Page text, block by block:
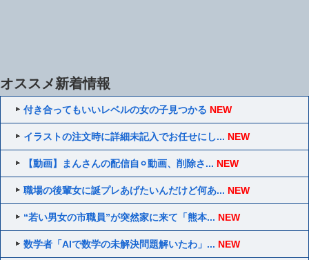
オススメ新着情報
付き合ってもいいレベルの女の子見つかる NEW
イラストの注文時に詳細未記入でお任せにし... NEW
【動画】まんさんの配信自⚪︎動画、削除さ... NEW
職場の後輩女に誕プレあげたいんだけど何あ... NEW
“若い男女の市職員”が突然家に来て「熊本... NEW
数学者「AIで数学の未解決問題解いたわ」... NEW